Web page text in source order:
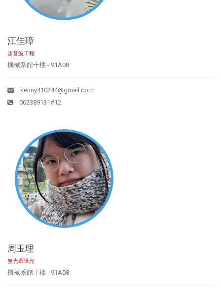
江佳璋
超音波工程
機械系館十樓 - 91A08
kenny410244@gmail.com
062389131#12
周玉理
無光罩曝光
機械系館十樓 - 91A08